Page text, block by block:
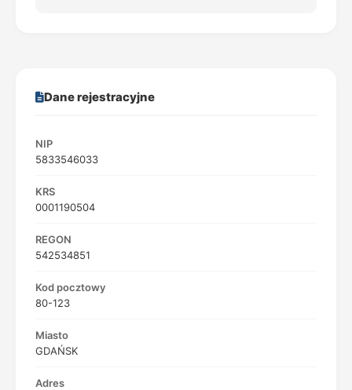
Dane rejestracyjne
NIP
5833546033
KRS
0001190504
REGON
542534851
Kod pocztowy
80-123
Miasto
GDAŃSK
Adres